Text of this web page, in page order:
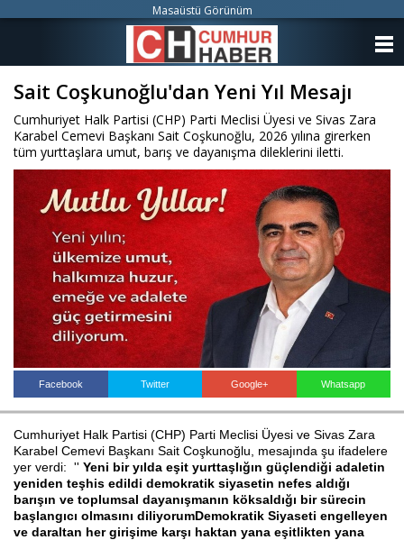
Sait Coşkunoğlu'dan Yeni Yıl Mesajı
Cumhuriyet Halk Partisi (CHP) Parti Meclisi Üyesi ve Sivas Zara
Karabel Cemevi Başkanı Sait Coşkunoğlu, 2026 yılına girerken
tüm yurttaşlara umut, barış ve dayanışma dileklerini iletti.
Facebook Twitter Google+ Whatsapp
Cumhuriyet Halk Partisi (CHP) Parti Meclisi Üyesi ve Sivas Zara
Karabel Cemevi Başkanı Sait Coşkunoğlu, mesajında şu ifadelere
yer verdi: '' Yeni bir yılda eşit yurttaşlığın güçlendiği adaletin
yeniden teşhis edildi demokratik siyasetin nefes aldığı
barışın ve toplumsal dayanışmanın köksaldığı bir sürecin
başlangıcı olmasını diliyorumDemokratik Siyaseti engelleyen
ve daraltan her girişime karşı haktan yana eşitlikten yana
Masaüstü Görünüm
KATEGORİLER
YAZARLAR
ANKETLER
FOTO GALERİ
VİDEO GALERİ
KÜNYE
İLETİŞİM
Haberin Doğru Adresi.